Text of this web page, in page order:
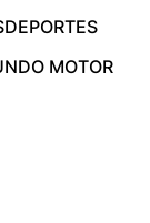
DEPORTES
MOTOR